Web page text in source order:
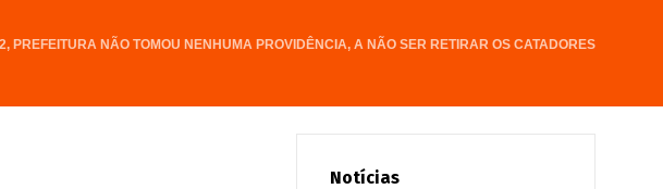
PREFEITURA NÃO TOMOU NENHUMA PROVIDÊNCIA, A NÃO SER RETIRAR OS CATADORES
Notícias